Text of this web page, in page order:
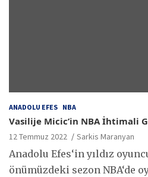
ANADOLU EFES NBA
Vasilije Micic’in NBA İhtimali
12 Temmuz 2022 Sarkis Maranyan
Anadolu Efes‘in yıldız
önümüzdeki sezon NBA‘de